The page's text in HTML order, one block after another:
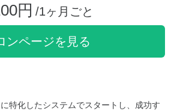
円 /1ヶ月ごと
ンページを見る
特化したシステムでスタートし、成功す